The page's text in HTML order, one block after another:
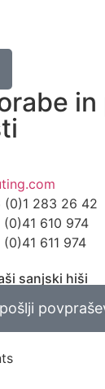
(0)1 283 26 42
610 974
611 974
sanjski hiši
pošlji